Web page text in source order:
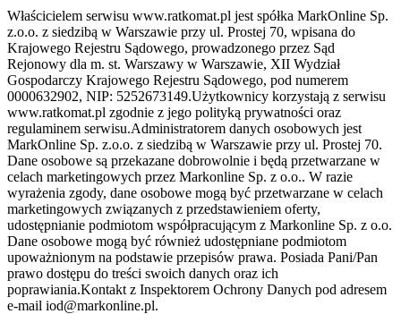
Właścicielem serwisu www.ratkomat.pl jest spółka MarkOnline Sp.
z.o.o. z siedzibą w Warszawie przy ul. Prostej 70, wpisana do
Krajowego Rejestru Sądowego, prowadzonego przez Sąd
Rejonowy dla m. st. Warszawy w Warszawie, XII Wydział
Gospodarczy Krajowego Rejestru Sądowego, pod numerem
0000632902, NIP: 5252673149.Użytkownicy korzystają z serwisu
www.ratkomat.pl zgodnie z jego polityką prywatności oraz
regulaminem serwisu.Administratorem danych osobowych jest
MarkOnline Sp. z.o.o. z siedzibą w Warszawie przy ul. Prostej 70.
Dane osobowe są przekazane dobrowolnie i będą przetwarzane w
celach marketingowych przez Markonline Sp. z o.o.. W razie
wyrażenia zgody, dane osobowe mogą być przetwarzane w celach
marketingowych związanych z przedstawieniem oferty,
udostępnianie podmiotom współpracującym z Markonline Sp. z o.o.
Dane osobowe mogą być również udostępniane podmiotom
upoważnionym na podstawie przepisów prawa. Posiada Pani/Pan
prawo dostępu do treści swoich danych oraz ich
poprawiania.Kontakt z Inspektorem Ochrony Danych pod adresem
e-mail iod@markonline.pl.